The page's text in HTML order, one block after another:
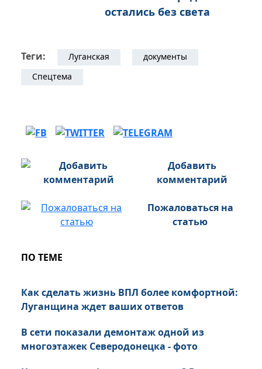
остались без света
Теги: Луганская
документы
Спецтема
Добавить
комментарий
Пожаловаться на
статью
ПО ТЕМЕ
Как сделать жизнь ВПЛ более комфортной:
Луганщина ждет ваших ответов
В сети показали демонтаж одной из
многоэтажек Северодонецка - фото